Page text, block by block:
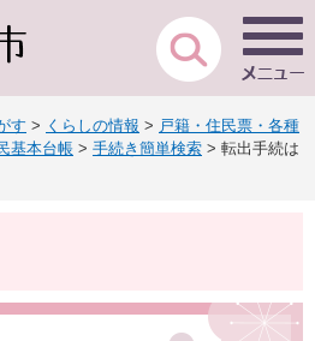
す > くらしの情報 > 戸籍・住民票・各種
基本台帳 > 手続き簡単検索 > 転出手続は